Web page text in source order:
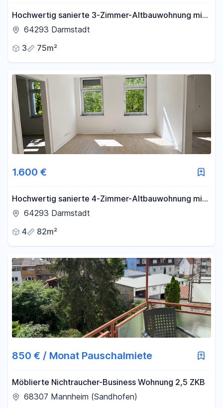
Hochwertig sanierte 3-Zimmer-Altbauwohnung mit
EBK und Balkon in Bestlage des Johannesviertels
64293 Darmstadt
3
75m²
1.600 €
Hochwertig sanierte 4-Zimmer-Altbauwohnung mit
EBK und Balkon in Bestlage des Johannesviertels
64293 Darmstadt
4
82m²
850 € / Monat Pauschalmiete
Möblierte Nichtraucher-Business Wohnung 2,5 ZKB
68307 Mannheim (Sandhofen)